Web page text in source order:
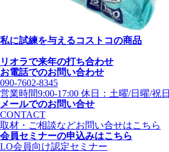
私に試練を与えるコストコの商品
リオラで来年の打ち合わせ
お電話でのお問い合わせ
090-7602-8345
営業時間9:00-17:00 休日：土曜/日曜/祝日
メールでのお問い合せ
CONTACT
取材・ご相談などお問い合せはこちら
会員セミナーの申込みはこちら
LO会員向け認定セミナー